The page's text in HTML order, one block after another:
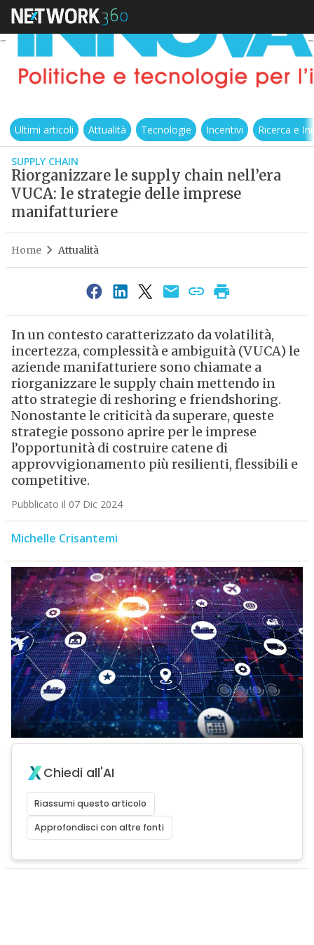
Ultimi articoli Attualità Tecnologie Incentivi Ricerca e
SUPPLY CHAIN
Riorganizzare le supply chain nell’era
VUCA: le strategie delle imprese
manifatturiere
Home Attualità
In un contesto caratterizzato da volatilità,
incertezza, complessità e ambiguità (VUCA) le
aziende manifatturiere sono chiamate a
riorganizzare le supply chain mettendo in
atto strategie di reshoring e friendshoring.
Nonostante le criticità da superare, queste
strategie possono aprire per le imprese
l’opportunità di costruire catene di
approvvigionamento più resilienti, flessibili e
competitive.
Pubblicato il 07 Dic 2024
Michelle Crisantemi
Chiedi all'AI
Riassumi questo articolo
Approfondisci con altre fonti